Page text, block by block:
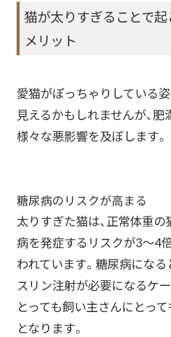
猫が太りすぎることで
メリット
愛猫がぽっちゃりしている
見えるかもしれませんが、
様々な悪影響を及ぼします。
糖尿病のリスクが高まる
太りすぎた猫は、正常体重
病を発症するリスクが3〜4
われています。糖尿病になる
スリン注射が必要になるケ
とっても飼い主さんにとっ
となります。